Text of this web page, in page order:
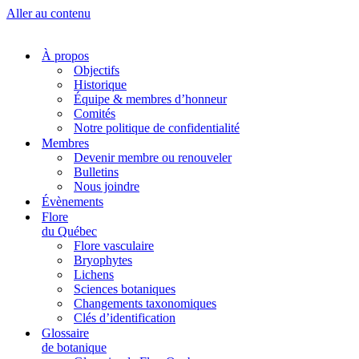
Aller au contenu
À propos
Objectifs
Historique
Équipe & membres d’honneur
Comités
Notre politique de confidentialité
Membres
Devenir membre ou renouveler
Bulletins
Nous joindre
Évènements
Flore
du Québec
Flore vasculaire
Bryophytes
Lichens
Sciences botaniques
Changements taxonomiques
Clés d’identification
Glossaire
de botanique